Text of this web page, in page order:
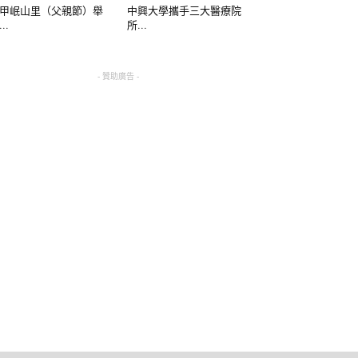
岷山里（父親節）舉
中興大學攜手三大醫療院
所...
- 贊助廣告 -